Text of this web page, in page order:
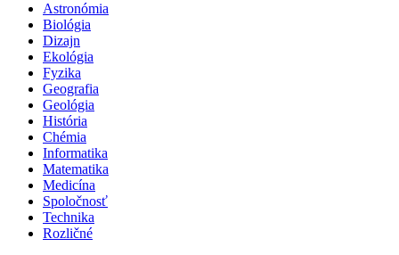
Astronómia
Biológia
Dizajn
Ekológia
Fyzika
Geografia
Geológia
História
Chémia
Informatika
Matematika
Medicína
Spoločnosť
Technika
Rozličné